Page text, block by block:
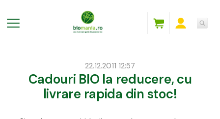
Cadouri BIO la reducere, cu
livrare rapida din stoc!
22.12.2011 12:57